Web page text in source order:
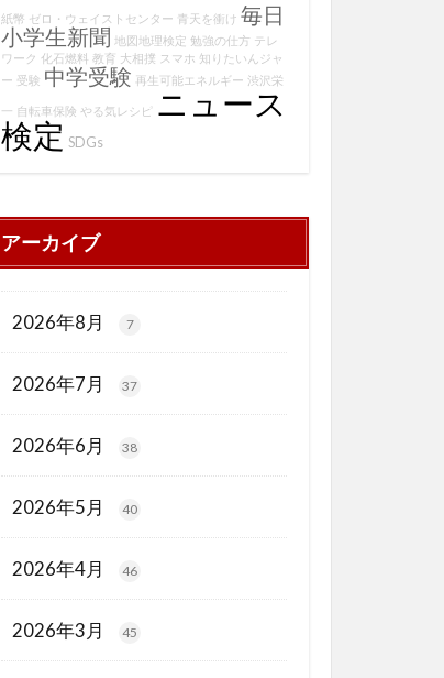
紙幣 ゼロ・ウェイストセンター 青天を衝け 毎日
小学生新聞 地図地理検定 勉強の仕方 テレ
ワーク 化石燃料 教育 大相撲 スマホ 知りたいんジャ
ー 受験 中学受験 再生可能エネルギー 渋沢栄
一 自転車保険 やる気レシピ
ニュース
検定 SDGs
アーカイブ
2026年8月 7
2026年7月 37
2026年6月 38
2026年5月 40
2026年4月 46
2026年3月 45